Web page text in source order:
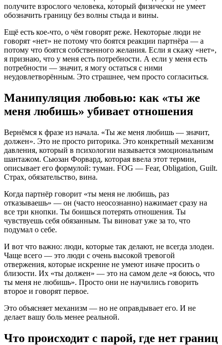
получите взрослого человека, который физически не умеет
обозначить границу без волны стыда и вины.
Ещё есть кое-что, о чём говорят реже. Некоторые люди не
говорят «нет» не потому что боятся реакции партнёра — а
потому что боятся собственного желания. Если я скажу «нет»,
я признаю, что у меня есть потребности. А если у меня есть
потребности — значит, я могу остаться с ними
неудовлетворённым. Это страшнее, чем просто согласиться.
Манипуляция любовью: как «ты же
меня любишь» убивает отношения
Вернёмся к фразе из начала. «Ты же меня любишь — значит,
должен». Это не просто риторика. Это конкретный механизм
давления, который в психологии называется эмоциональным
шантажом. Сьюзан Форвард, которая ввела этот термин,
описывает его формулой: туман. FOG — Fear, Obligation, Guilt.
Страх, обязательство, вина.
Когда партнёр говорит «ты меня не любишь, раз
отказываешь» — он (часто неосознанно) нажимает сразу на
все три кнопки. Ты боишься потерять отношения. Ты
чувствуешь себя обязанным. Ты виноват уже за то, что
подумал о себе.
И вот что важно: люди, которые так делают, не всегда злодеи.
Чаще всего — это люди с очень высокой тревогой
отвержения, которые искренне не умеют иначе просить о
близости. Их «ты должен» — это на самом деле «я боюсь, что
ты меня не любишь». Просто они не научились говорить
второе и говорят первое.
Это объясняет механизм — но не оправдывает его. И не
делает вашу боль менее реальной.
Что происходит с парой, где нет границ